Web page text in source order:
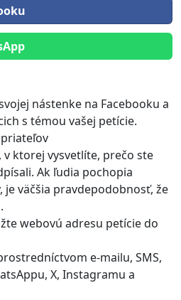
nástenke na Facebooku a
s témou vašej petície.
v ktorej vysvetlíte, prečo ste
Ak ľudia pochopia
je väčšia pravdepodobnosť, že
webovú adresu petície do
e-mailu, SMS,
X, Instagramu a